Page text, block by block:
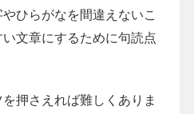
ひらがなを間違えないこ
文章にするために句読点
押さえれば難しくありま